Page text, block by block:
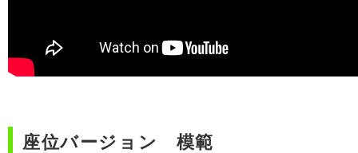
座位バージョン 模範